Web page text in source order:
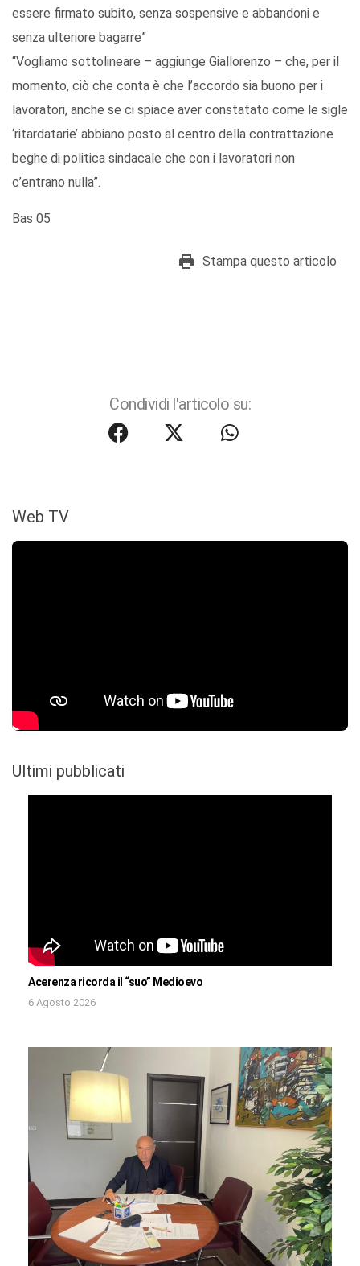
essere firmato subito, senza sospensive e abbandoni e
senza ulteriore bagarre”
“Vogliamo sottolineare – aggiunge Giallorenzo – che, per il
momento, ciò che conta è che l’accordo sia buono per i
lavoratori, anche se ci spiace aver constatato come le sigle
‘ritardatarie’ abbiano posto al centro della contrattazione
beghe di politica sindacale che con i lavoratori non
c’entrano nulla”.
Bas 05
Stampa questo articolo
Condividi l'articolo su:
Web TV
Ultimi pubblicati
Acerenza ricorda il “suo” Medioevo
6 Agosto 2026